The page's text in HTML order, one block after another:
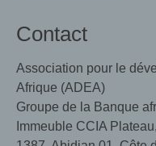
Contact
Association pour le
Afrique (ADEA)
Groupe de la Banque
Immeuble CCIA